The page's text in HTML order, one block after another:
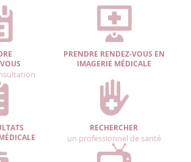
PRENDRE RENDEZ-VOUS EN
IMAGERIE MÉDICALE
RECHERCHER
un professionnel de santé